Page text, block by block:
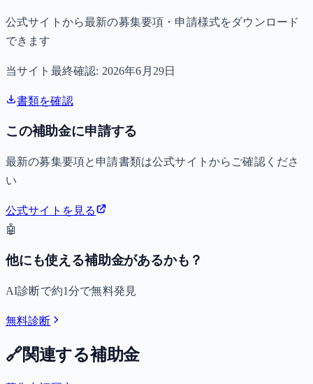
公式サイトから最新の募集要項・申請様式をダウンロード
できます
当サイト最終確認: 2026年6月29日
書類を確認
この補助金に申請する
最新の募集要項と申請書類は公式サイトからご確認くださ
い
公式サイトを見る
🤖
他にも使える補助金があるかも？
AI診断で約1分で無料発見
無料診断
🔗関連する補助金